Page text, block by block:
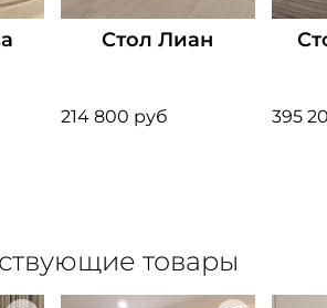
Стол Лиан
214 800 руб 395
товары